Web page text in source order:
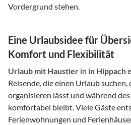
Vordergrund stehen.
Eine Urlaubsidee für
Komfort und Flexibilität
Urlaub mit Haustier in in Hippach
Reisende, die einen Urlaub suchen,
organisieren lässt und während
komfortabel bleibt. Viele Gäste
Ferienwohnungen und